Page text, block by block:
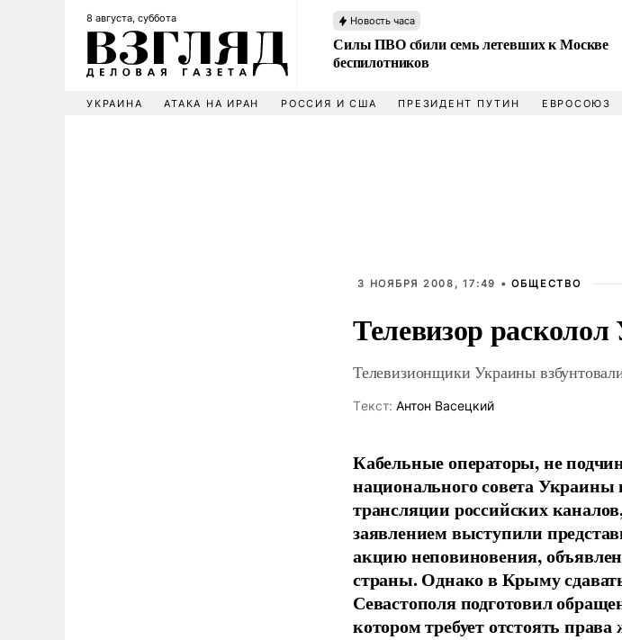
8 августа, суббота Новость часа
Силы ПВО сбили семь летевших к Москве
беспилотников
УКРАИНА АТАКА НА ИРАН РОССИЯ И США ПРЕЗИДЕНТ ПУТИН ЕВРОСОЮЗ
3 НОЯБРЯ 2008, 17:49 •ОБЩЕСТВО
Телевизор
Телевизионщики Украины
Tекст: Антон Васецкий
Кабельные операторы, не
национального совета Украины
трансляции российских
заявлением выступили
акцию неповиновения,
страны. Однако в Крыму
Севастополя подготовил
котором требует отстоять права